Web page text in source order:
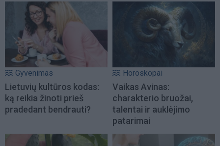
Gyvenimas
Lietuvių kultūros kodas:
ką reikia žinoti prieš
pradedant bendrauti?
Horoskopai
Vaikas Avinas:
charakterio bruožai,
talentai ir auklėjimo
patarimai